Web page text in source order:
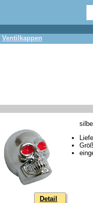
Ventilkappen
Detail